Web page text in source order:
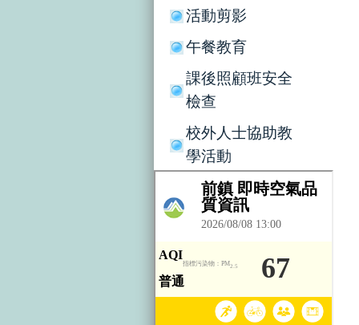
活動剪影
午餐教育
課後照顧班安全
檢查
校外人士協助教
學活動